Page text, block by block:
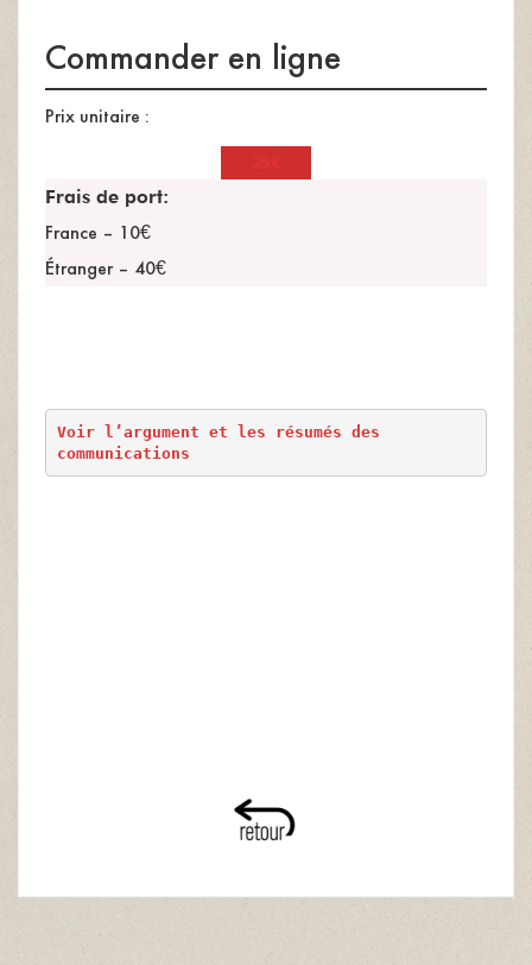
Commander en ligne
Prix unitaire :
Frais de port:
France – 10€
Étranger – 40€
Voir l’argument et les résumés des
communications